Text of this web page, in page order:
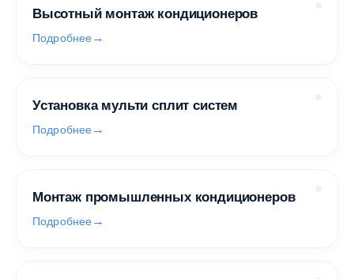
Высотный монтаж кондиционеров
Подробнее
Установка мульти сплит систем
Подробнее
Монтаж промышленных кондиционеров
Подробнее